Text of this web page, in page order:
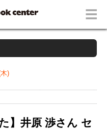
)
】井原 渉さん セ